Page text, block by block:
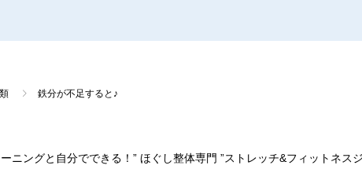
鉄分が不足すると♪
ニングと自分でできる！” ほぐし整体専門 ”ストレッチ&フィットネス